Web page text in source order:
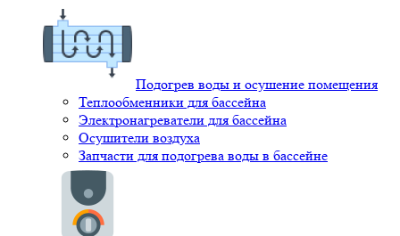
Подогрев воды и осушение помещения
Теплообменники для бассейна
Электронагреватели для бассейна
Осушители воздуха
Запчасти для подогрева воды в бассейне